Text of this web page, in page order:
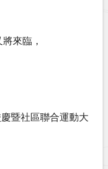
來臨，
暨社區聯合運動大